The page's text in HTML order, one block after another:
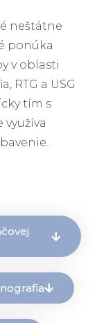
neštátne
ponúka
v oblasti
RTG a USG
tím s